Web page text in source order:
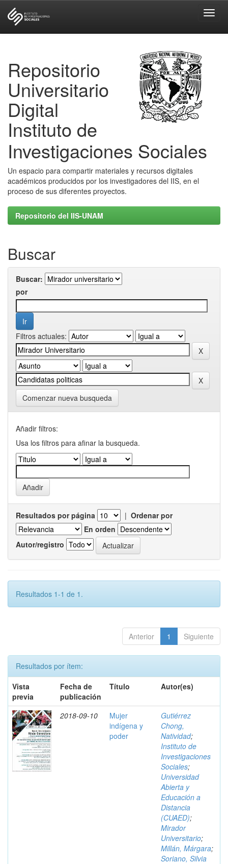
Repositorio
Universitario
Digital
Instituto de
Investigaciones Sociales
Un espacio para compartir materiales y recursos digitales
académicos producidos por los investigadores del IIS, en el
proceso de sus diferentes proyectos.
Repositorio del IIS-UNAM
Buscar
Buscar:
por
Filtros actuales:
Comenzar nueva busqueda
Añadir filtros:
Usa los filtros para afinar la busqueda.
Resultados por página | Ordenar por
En orden
Autor/registro
Resultados 1-1 de 1.
Anterior 1 Siguiente
Resultados por ítem:
Vista
previa
Fecha de
publicación
Título Autor(es)
2018-09-10
Mujer
indígena y
poder
Gutiérrez
Chong,
Natividad;
Instituto de
Investigaciones
Sociales;
Universidad
Abierta y
Educación a
Distancia
(CUAED);
Mirador
Universitario;
Millán, Márgara;
Soriano, Silvia